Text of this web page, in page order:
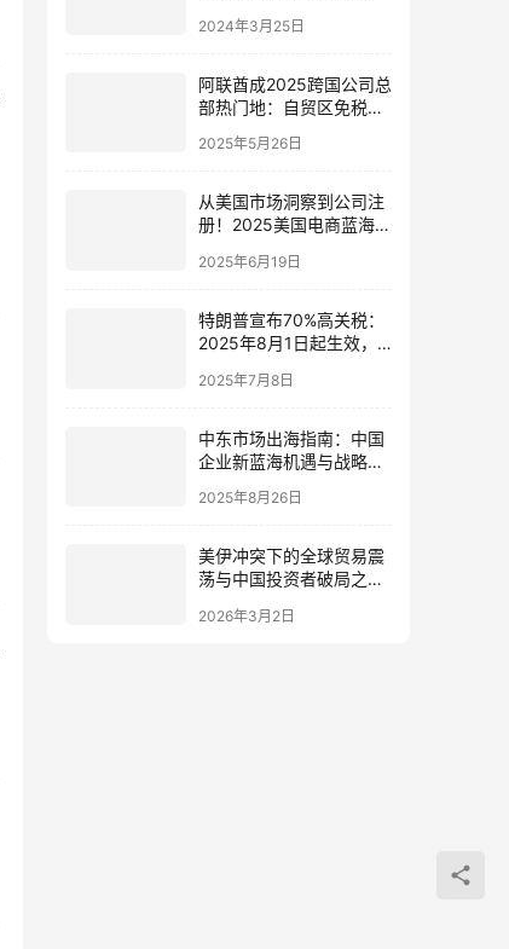
2024年3月25日
阿联酋成2025跨国公司总
部热门地：自贸区免税
2025年5月26日
从美国市场洞察到公司注
册！2025美国电商蓝海机
2025年6月19日
特朗普宣布70%高关税：
2025年8月1日起生效，
2025年7月8日
中东市场出海指南：中国
企业新蓝海机遇与战略布
2025年8月26日
美伊冲突下的全球贸易震
荡与中国投资者破局之道
2026年3月2日